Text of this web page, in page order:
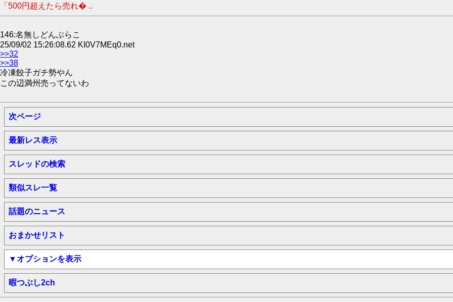
「500円超えたら売れ� ..
146:名無しどんぶらこ
25/09/02 15:26:08.62 KI0V7MEq0.net
>>32
>>38
冷凍餃子ガチ勢やん
この辺満州売ってないわ
次ページ
最新レス表示
スレッドの検索
類似スレ一覧
話題のニュース
おまかせリスト
▼オプションを表示
暇つぶし2ch